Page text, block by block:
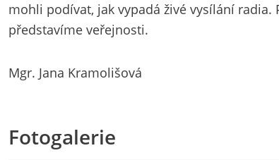
mohli podívat, jak vypadá živé vysílání
představíme veřejnosti.
Mgr. Jana Kramolišová
Fotogalerie